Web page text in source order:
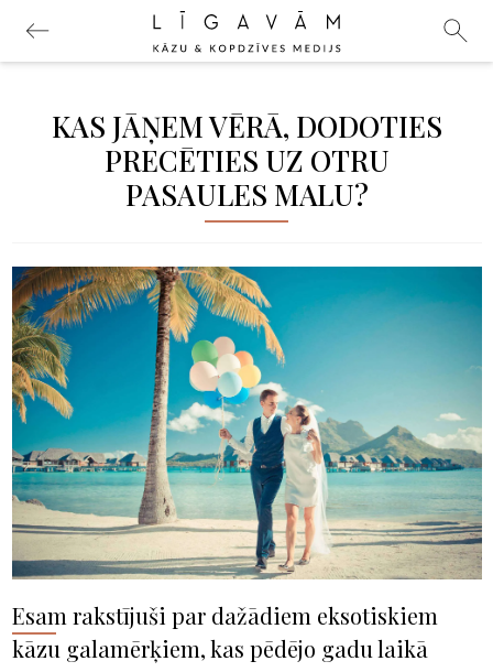
KAS JĀŅEM VĒRĀ, DODOTIES
PRECĒTIES UZ OTRU
PASAULES MALU?
Esam rakstījuši par dažādiem eksotiskiem
kāzu galamērķiem, kas pēdējo gadu laikā